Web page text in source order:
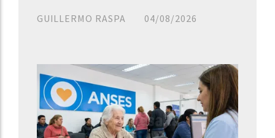
GUILLERMO RASPA 04/08/2026